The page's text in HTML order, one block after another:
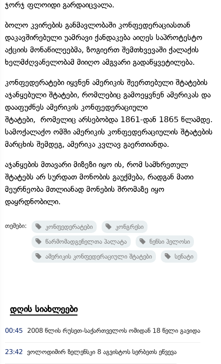
ჯორჯ ფლოიდი გარდაიცვალა.
ბოლო კვირების განმავლობაში კონფედერაციასთან
დაკავშირებული უამრავი ქანდაკება აიღეს საპროტესტო
აქციის მონაწილეებმა, ზოგიერთ შემთხვევაში ქალაქის
ხელმძღვანელობამ მიიღო ამგვარი გადაწყვეტილება.
კონფედერატები იყვნენ ამერიკის შეერთებული შტატების
აჯანყებული შტატები, რომლებიც გამოეყვნენ ამერიკას და
დააფუძნეს ამერიკის კონფედერაციული
შტატები, რომელიც არსებობდა 1861-დან 1865 წლამდე.
სამოქალაქო ომში ამერიკის კონფედერაციულის შტატების
მარცხის შემდეგ, ამერიკა კვლავ გაერთიანდა.
აჯანყების მთავარი მიზეზი იყო ის, რომ სამხრეთულ
შტატებს არ სურდათ მონობის გაუქმება, რადგან მათი
მეურნეობა მთლიანად მონების შრომაზე იყო
დაყრდნობილი.
თემები: კონფედერატები
კონგრესი
წარმომადგენელთა პალატა
ნენსი პელოსი
ამერიკის კონფედერაციული შტატები
სენატი
დღის სიახლეები
00:45 2008 წლის რუსეთ-საქართველოს ომიდან 18 წელი გავიდა
23:42 ვოლოდიმირ ზელენსკი 8 აგვისტოს სერბეთს ეწვევა